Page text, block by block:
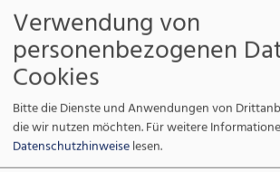
interessiert er sich für Innovationen in der
Jazz und für Musikphilosophie.
Konzerte
Verwendung von
personenbezogenen
Cookies
Bitte die Dienste und Anwendungen von
die wir nutzen möchten.Für weitere
Datenschutzhinweiselesen.